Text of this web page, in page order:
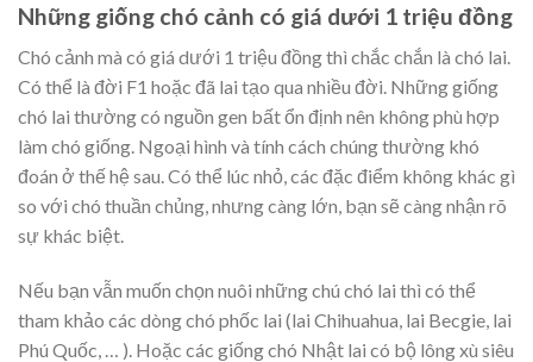
Những giống chó cảnh có giá dưới 1 triệu đồng
Chó cảnh mà có giá dưới 1 triệu đồng thì chắc chắn là chó lai.
Có thể là đời F1 hoặc đã lai tạo qua nhiều đời. Những giống
chó lai thường có nguồn gen bất ổn định nên không phù hợp
làm chó giống. Ngoại hình và tính cách chúng thường khó
đoán ở thế hệ sau. Có thể lúc nhỏ, các đặc điểm không khác gì
so với chó thuần chủng, nhưng càng lớn, bạn sẽ càng nhận rõ
sự khác biệt.
Nếu bạn vẫn muốn chọn nuôi những chú chó lai thì có thể
tham khảo các dòng chó phốc lai (lai Chihuahua, lai Becgie, lai
Phú Quốc, … ). Hoặc các giống chó Nhật lai có bộ lông xù siêu